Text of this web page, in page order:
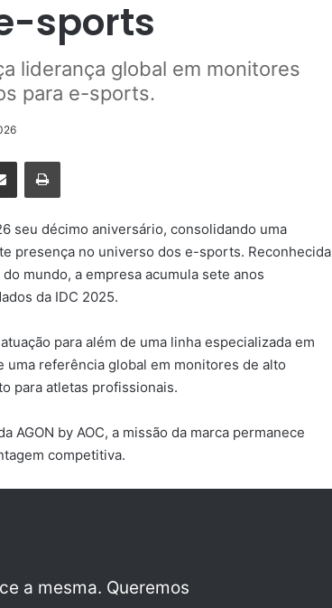
sports
liderança global em monitores
para e-sports.
Compartilhar via e-mail Imprimir
seu décimo aniversário, consolidando uma
presença no universo dos e-sports. Reconhecida
mundo, a empresa acumula sete anos
da IDC 2025.
para além de uma linha especializada em
referência global em monitores de alto
para atletas profissionais.
by AOC, a missão da marca permanece
competitiva.
a mesma. Queremos